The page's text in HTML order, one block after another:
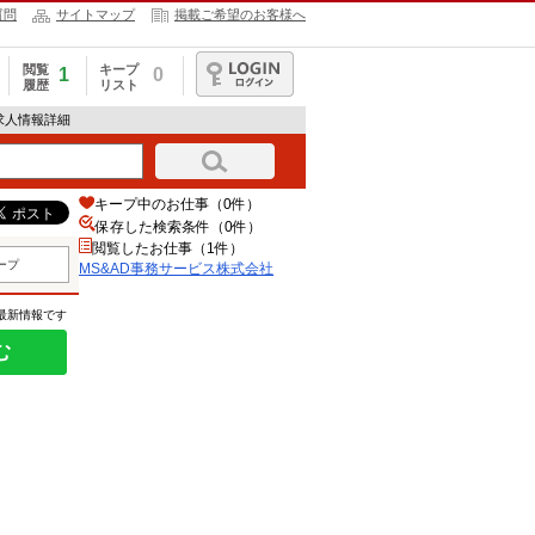
問 サイトマップ 掲載ご希望のお客様へ
閲覧
履歴
1
キープ
リスト
0
ログイン
人情報詳細
プ
新情報です
キープ中のお仕事（0件）
保存した検索条件（0件）
閲覧したお仕事（1件）
MS&AD事務サービス株式会社